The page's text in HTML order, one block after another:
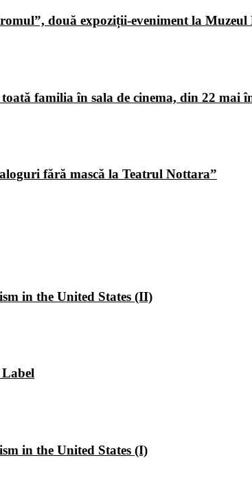
două expoziții-eveniment la
familia în sala de cinema, din 22 mai
fără mască la Teatrul Nottara”
in the United States (II)
in the United States (I)